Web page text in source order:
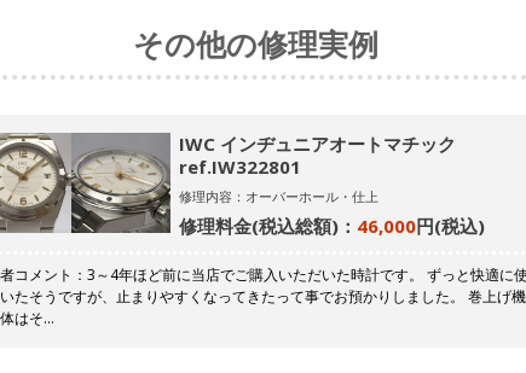
その他の修理実例
IWC インヂュニアオートマチック
ref.IW322801
修理内容：オーバーホール・仕上
修理料金(税込総額)： 46,000円(税込)
コメント：3～4年ほど前に当店でご購入いただいた時計です。 ずっと快適に
たそうですが、止まりやすくなってきたって事でお預かりしました。 巻上げ機
はそ…